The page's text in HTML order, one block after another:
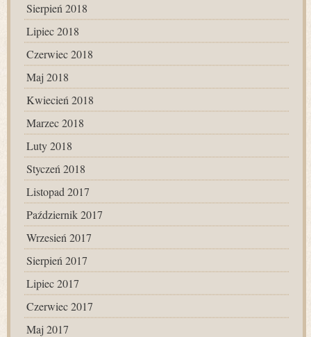
Sierpień 2018
Lipiec 2018
Czerwiec 2018
Maj 2018
Kwiecień 2018
Marzec 2018
Luty 2018
Styczeń 2018
Listopad 2017
Październik 2017
Wrzesień 2017
Sierpień 2017
Lipiec 2017
Czerwiec 2017
Maj 2017